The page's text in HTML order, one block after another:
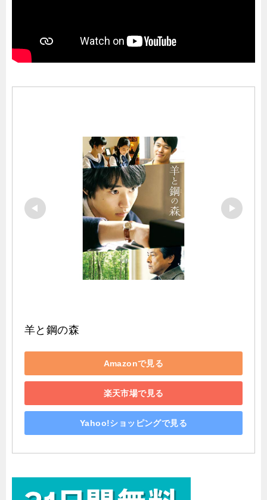
羊と鋼の森
Amazonで見る
楽天市場で見る
Yahoo!ショッピングで見る